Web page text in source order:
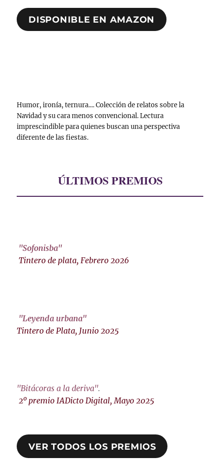
DISPONIBLE EN AMAZON
Humor, ironía, ternura.... Colección de relatos sobre la
Navidad y su cara menos convencional. Lectura
imprescindible para quienes buscan una perspectiva
diferente de las fiestas.
ÚLTIMOS PREMIOS
"Sofonisba"
Tintero de plata, Febrero 2026
"Leyenda urbana"
Tintero de Plata, Junio 2025
"Bitácoras a la deriva".
2º premio IADicto Digital, Mayo 2025
VER TODOS LOS PREMIOS